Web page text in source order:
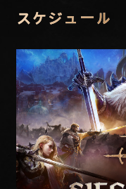
スケジュール